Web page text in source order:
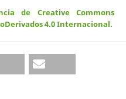
de Creative Commons
4.0 Internacional.